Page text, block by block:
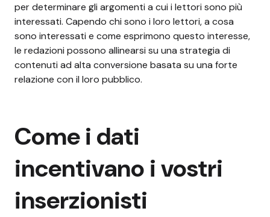
per determinare gli argomenti a cui i lettori sono più
interessati. Capendo chi sono i loro lettori, a cosa
sono interessati e come esprimono questo interesse,
le redazioni possono allinearsi su una strategia di
contenuti ad alta conversione basata su una forte
relazione con il loro pubblico.
Come i dati
incentivano i vostri
inserzionisti